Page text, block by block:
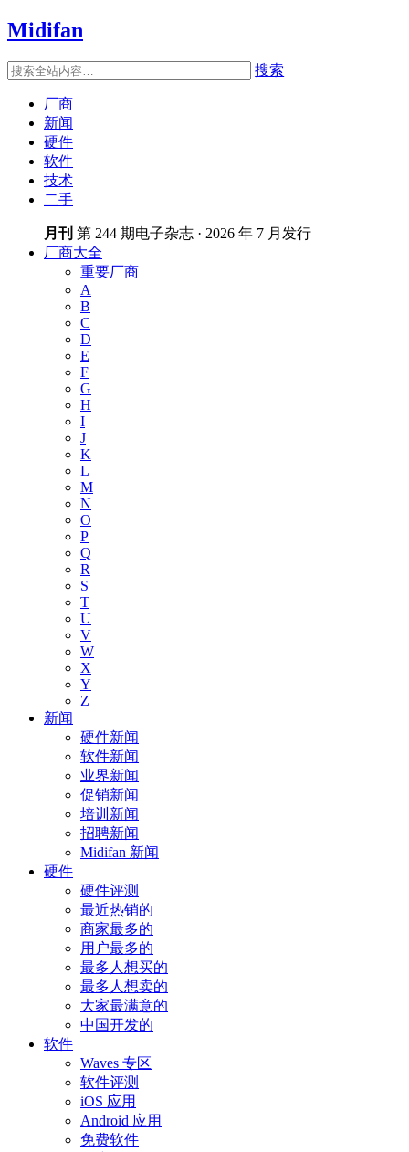
Midifan
搜索
厂商
新闻
硬件
软件
技术
二手
月刊 第 244 期电子杂志 · 2026 年 7 月发行
厂商大全
重要厂商
A
B
C
D
E
F
G
H
I
J
K
L
M
N
O
P
Q
R
S
T
U
V
W
X
Y
Z
新闻
硬件新闻
软件新闻
业界新闻
促销新闻
培训新闻
招聘新闻
Midifan 新闻
硬件
硬件评测
最近热销的
商家最多的
用户最多的
最多人想买的
最多人想卖的
大家最满意的
中国开发的
软件
Waves 专区
软件评测
iOS 应用
Android 应用
免费软件